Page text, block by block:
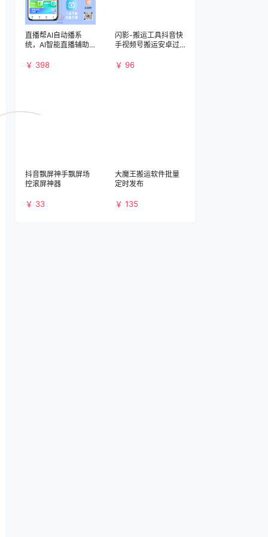
直播帮AI自动播系
统，AI智能直播辅助
视频号
￥ 398
闪影-搬运工具抖音快
手视频号搬运安卓过
￥ 96
抖音飘屏神手飘屏场
控滚屏神器
￥ 33
大魔王搬运软件批量
定时发布
￥ 135